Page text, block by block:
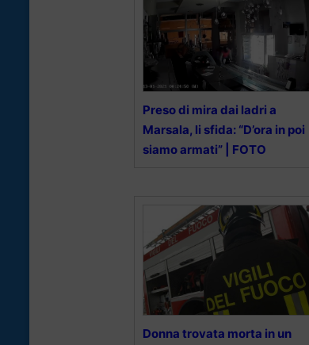
Preso di mira dai ladri a
Marsala, li sfida: “D’ora in poi
siamo armati” | FOTO
Donna trovata morta in un